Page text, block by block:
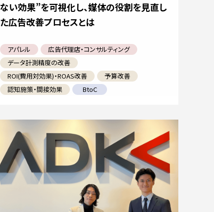
ない効果”を可視化し、媒体の役割を見直し
た広告改善プロセスとは
アパレル
広告代理店・コンサルティング
データ計測精度の改善
ROI(費用対効果)・ROAS改善
予算改善
認知施策・間接効果
BtoC